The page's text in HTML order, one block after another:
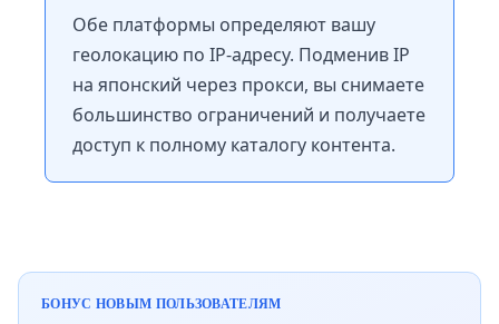
Обе платформы определяют вашу
геолокацию по IP-адресу. Подменив IP
на японский через прокси, вы снимаете
большинство ограничений и получаете
доступ к полному каталогу контента.
БОНУС НОВЫМ ПОЛЬЗОВАТЕЛЯМ